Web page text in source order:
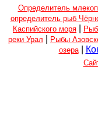
Определитель
определитель рыб
Каспийского моря
реки Урал
Рыбы
озера|